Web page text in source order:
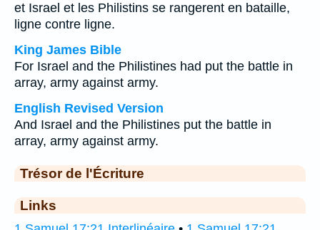
et Israel et les Philistins se rangerent en bataille,
ligne contre ligne.
King James Bible
For Israel and the Philistines had put the battle in
array, army against army.
English Revised Version
And Israel and the Philistines put the battle in
array, army against army.
Trésor de l'Écriture
Links